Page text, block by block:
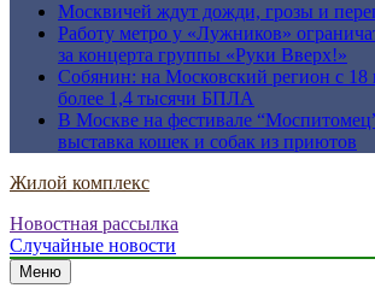
Москвичей ждут дожди, грозы и
Работу метро у «Лужников»
за концерта группы «Руки Вверх!»
Собянин: на Московский регион с 18
более 1,4 тысячи БПЛА
В Москве на фестивале
выставка кошек и собак из приютов
Жилой комплекс
Новостная рассылка
Случайные новости
Меню